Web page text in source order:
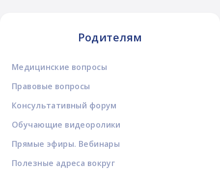
Родителям
Медицинские вопросы
Правовые вопросы
Консультативный форум
Обучающие видеоролики
Прямые эфиры. Вебинары
Полезные адреса вокруг